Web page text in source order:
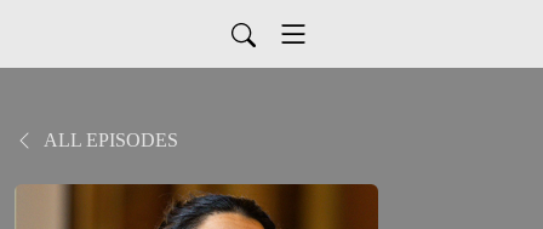
ALL EPISODES